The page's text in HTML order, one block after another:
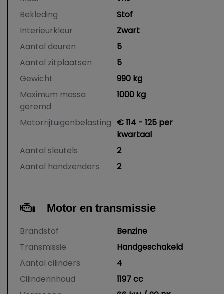
Bekleding
Stof
Interieurkleur
Zwart
Aantal deuren
5
Aantal zitplaatsen
5
Gewicht
990 kg
Maximum massa
geremd
1000 kg
Motorrijtuigenbelasting € 114 - 125 per
kwartaal
Aantal sleutels
2
Aantal handzenders
2
Motor en transmissie
Brandstof
Benzine
Transmissie
Handgeschakeld
Aantal cilinders
4
Cilinderinhoud
1197 cc